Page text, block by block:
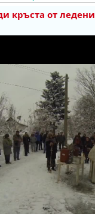
кръста от